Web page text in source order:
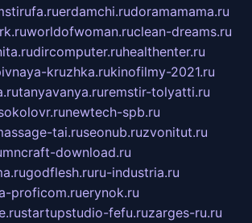
erdamchi.rudoramamama.ru
worldofwoman.ruclean-dreams.ru
dircomputer.ruhealthenter.ru
kruzhka.rukinofilmy-2021.ru
tanyavanya.ruremstir-tolyatti.ru
newtech-spb.ru
tai.ruseonub.ruzvonitut.ru
mncraft-download.ru
godflesh.ruru-industria.ru
proficom.ruerynok.ru
startupstudio-fefu.ruzarges-ru.ru